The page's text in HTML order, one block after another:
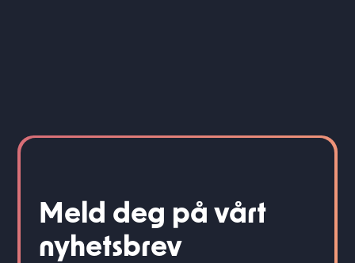
Meld deg på vårt
nyhetsbrev